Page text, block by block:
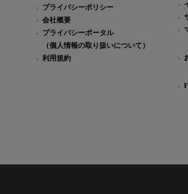
プライバシーポリシー
会社概要
プライバシーポータル
（個人情報の取り扱いについて）
利用規約